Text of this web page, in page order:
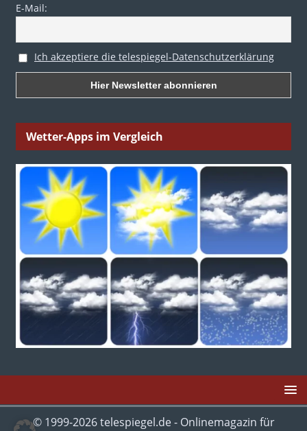
E-Mail:
Ich akzeptiere die telespiegel-Datenschutzerklärung
Wetter-Apps im Vergleich
© 1999-2026 telespiegel.de - Onlinemagazin für